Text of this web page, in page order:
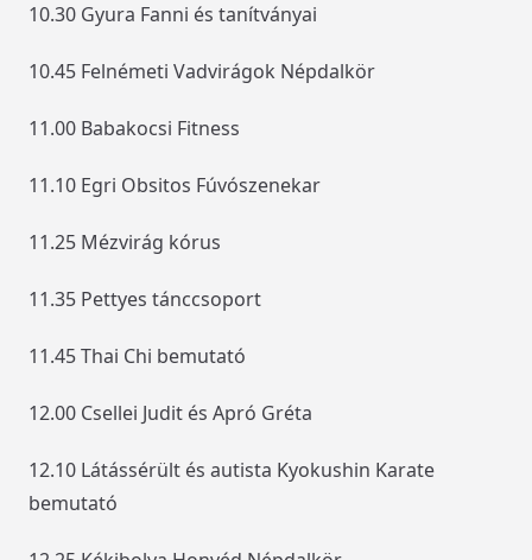
10.30 Gyura Fanni és tanítványai
10.45 Felnémeti Vadvirágok Népdalkör
11.00 Babakocsi Fitness
11.10 Egri Obsitos Fúvószenekar
11.25 Mézvirág kórus
11.35 Pettyes tánccsoport
11.45 Thai Chi bemutató
12.00 Csellei Judit és Apró Gréta
12.10 Látássérült és autista Kyokushin Karate
bemutató